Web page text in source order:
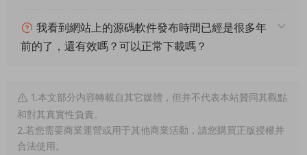
我看到網站上的源碼軟件發布時間已經是很多年
前的了，還有效嗎？可以正常下載嗎？
1.本文部分内容轉載自其它媒體，但并不代表本站贊同其觀點
和對其真實性負責。
2.若您需要商業運營或用于其他商業活動，請您購買正版授權并
合法使用。